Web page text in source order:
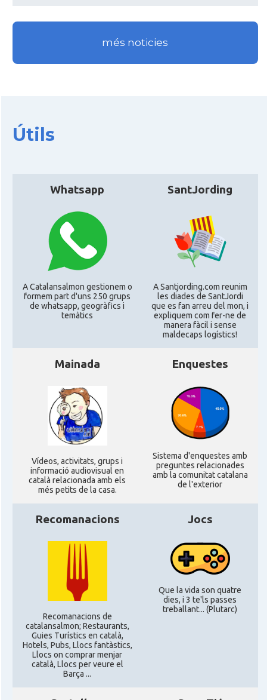
Catalans a Glasgow -Escòcia -
CAMON Catalans a Ipswich
CAMON Catalans a KETTERING
CAMON Catalans a Leeds - Uk
CAMON Catalans a LEICESTER
CAMON Catalans a LIVERPOOL
CAMON CATALANS A LONDON - Londres
CAMON CATALANS A MANCHESTER
CAMON Catalans a MILTON KEYNES
CAMON Catalans a NOTTINGHAM
Catalans a OXFORD, UK, Anglaterra
CAMON Catalans a Portsmouth
CAMON Catalans a READING
més noticies
Útils
Whatsapp
A Catalansalmon gestionem o
formem part d'uns 250 grups
de whatsapp, geogràfics i
temàtics
SantJording
A Santjording.com reunim
les diades de SantJordi
que es fan arreu del mon, i
expliquem com fer-ne de
manera fàcil i sense
maldecaps logí­stics!
Mainada
Ví­deos, activitats, grups i
informació audiovisual en
català relacionada amb els
més petits de la casa.
Enquestes
Sistema d'enquestes amb
preguntes relacionades
amb la comunitat catalana
de l'exterior
Recomanacions
Recomanacions de
catalansalmon; Restaurants,
Guies Turístics en català,
Hotels, Pubs, Llocs fantàstics,
Llocs on comprar menjar
català, Llocs per veure el
Barça ...
Jocs
Que la vida son quatre
dies, i 3 te'ls passes
treballant... (Plutarc)